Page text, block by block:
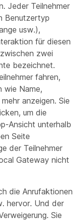
Jeder Teilnehmer
Benutzertyp
usw.),
für diesen
zwei
bezeichnet.
fahren,
wie Name,
anzeigen. Sie
um die
Ansicht unterhalb
Seite
der Teilnehmer
Gateway nicht
die Anrufaktionen
hervor. Und der
Sie